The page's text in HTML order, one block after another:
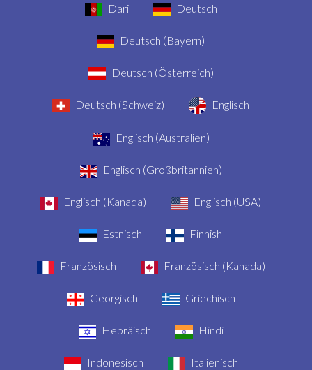
Dari Deutsch
Deutsch (Bayern)
Deutsch (Österreich)
Deutsch (Schweiz) Englisch
Englisch (Australien)
Englisch (Großbritannien)
Englisch (Kanada) Englisch (USA)
Estnisch Finnish
Französisch Französisch (Kanada)
Georgisch Griechisch
Hebräisch Hindi
Indonesisch Italienisch